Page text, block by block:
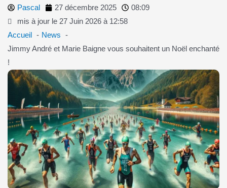
Pascal 27 décembre 2025
08:09
mis à jour le 27 Juin 2026 à 12:58
Accueil
News
Jimmy André et Marie Baigne vous souhaitent un Noël enchanté
!